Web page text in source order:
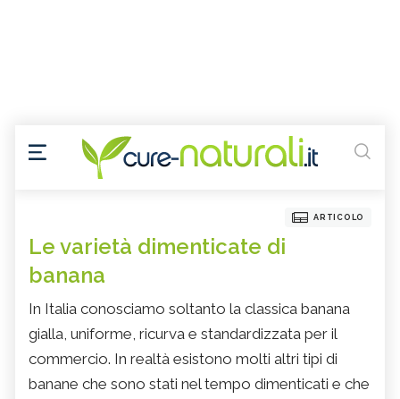
ARTICOLO
Le varietà dimenticate di
banana
In Italia conosciamo soltanto la classica banana
gialla, uniforme, ricurva e standardizzata per il
commercio. In realtà esistono molti altri tipi di
banane che sono stati nel tempo dimenticati e che